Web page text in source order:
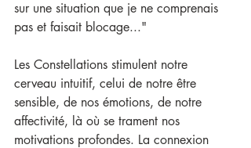
sur une situation que je ne comprenais
pas et faisait blocage..."
Les Constellations stimulent notre
cerveau intuitif, celui de notre être
sensible, de nos émotions, de notre
affectivité, là où se trament nos
motivations profondes. La connexion